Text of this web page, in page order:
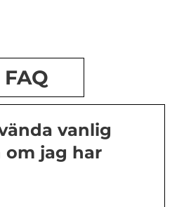
FAQ
vanlig
jag har